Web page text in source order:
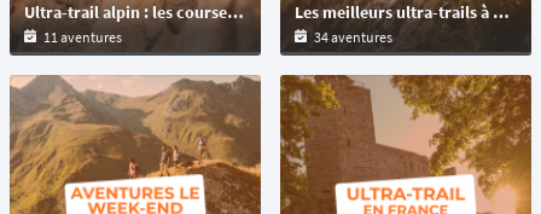
Ultra-trail alpin : les courses les plus techniques et sauvages des Alpes
11 aventures
Les meilleurs ultra-trails à courir cet été 2026 dans le monde
34 aventures